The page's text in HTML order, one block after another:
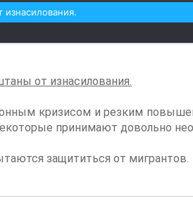
от изнасилования.
кризисом и резким
принимают довольно
защититься от мигрантов.